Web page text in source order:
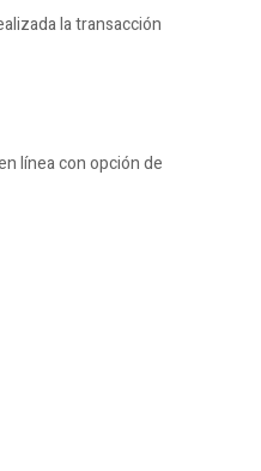
la transacción
línea con opción de